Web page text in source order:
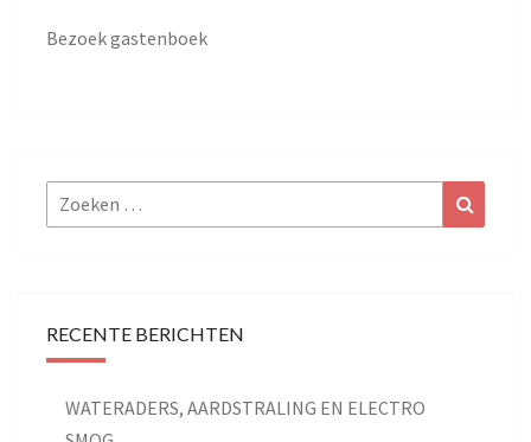
Bezoek gastenboek
Zoeken
naar:
RECENTE BERICHTEN
WATERADERS, AARDSTRALING EN ELECTRO